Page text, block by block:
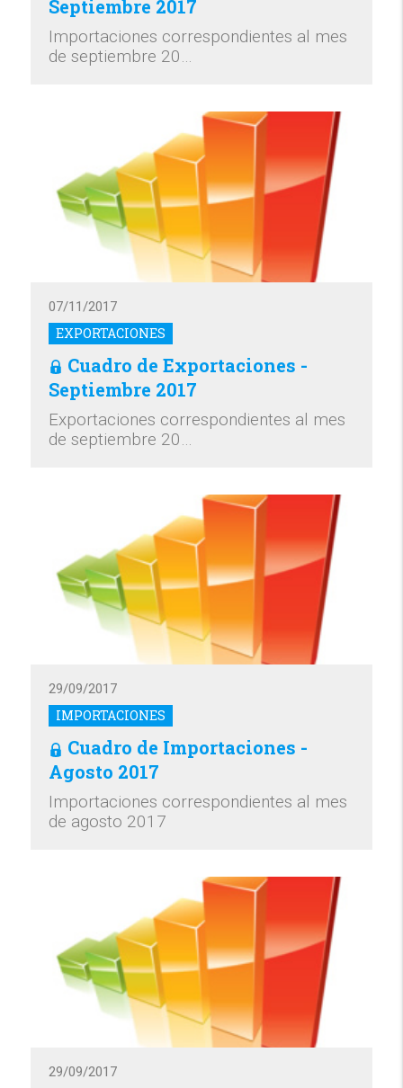
Septiembre 2017
Importaciones correspondientes al mes
de septiembre 20…
EXPORTACIONES
07/11/2017
Cuadro de Exportaciones -
Septiembre 2017
Exportaciones correspondientes al mes
de septiembre 20…
IMPORTACIONES
29/09/2017
Cuadro de Importaciones -
Agosto 2017
Importaciones correspondientes al mes
de agosto 2017
29/09/2017